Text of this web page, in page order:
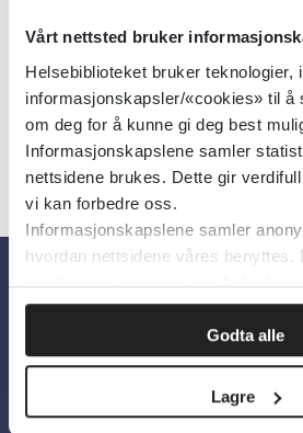
Vårt nettsted bruker
Helsebiblioteket bruker teknologier,
informasjonskapsler/«cookies» til å
om deg for å kunne gi deg best
Informasjonskapslene samler
nettsidene brukes. Dette gir
vi kan forbedre oss.
Informasjonskapslene samler
hvordan nettsidene våres benyttes.
innsikt som gjør at vi kan forbedre
Godta alle
Lagre
Språk:Norsk
Om oss
Personvern og